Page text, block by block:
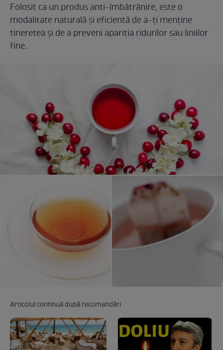
Folosit ca un produs anti-îmbătrânire, este o
modalitate naturală și eficientă de a-ți menține
tineretea și de a preveni apariția ridurilor sau liniilor
fine.
Articolul continuă după recomandări